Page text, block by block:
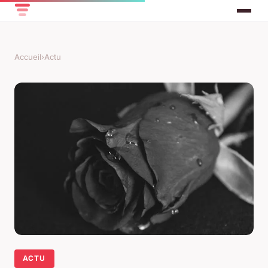
Accueil›Actu
ACTU